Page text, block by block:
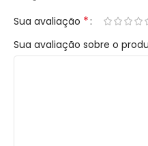
Sua avaliação *
Sua avaliação sobre o